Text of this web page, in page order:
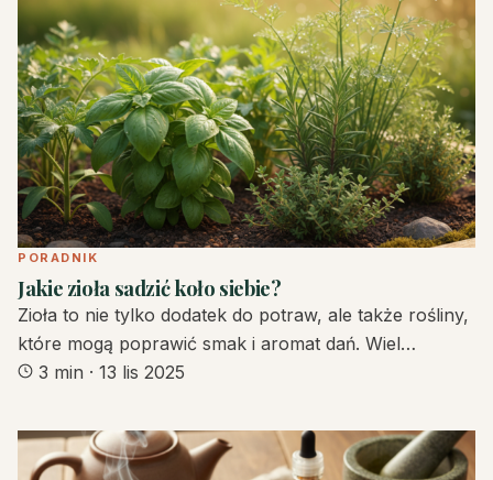
PORADNIK
Jakie zioła sadzić koło siebie?
Zioła to nie tylko dodatek do potraw, ale także rośliny,
które mogą poprawić smak i aromat dań. Wiel…
3 min · 13 lis 2025